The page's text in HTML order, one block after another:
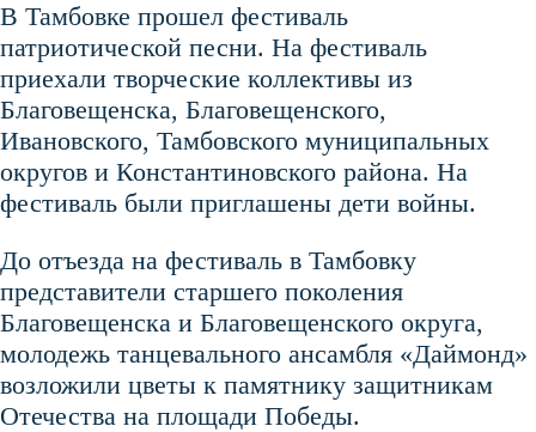
В Тамбовке прошел фестиваль
патриотической песни. На фестиваль
приехали творческие коллективы из
Благовещенска, Благовещенского,
Ивановского, Тамбовского муниципальных
округов и Константиновского района. На
фестиваль были приглашены дети войны.
До отъезда на фестиваль в Тамбовку
представители старшего поколения
Благовещенска и Благовещенского округа,
молодежь танцевального ансамбля «Даймонд»
возложили цветы к памятнику защитникам
Отечества на площади Победы.